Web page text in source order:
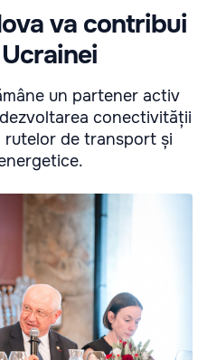
va contribui
un partener activ
conectivității
rutelor de transport și